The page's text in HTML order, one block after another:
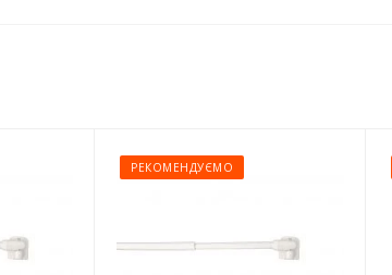
РЕКОМЕНДУЄМО